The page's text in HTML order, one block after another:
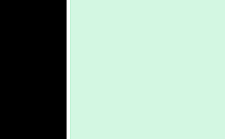
Secondo la filosofia orientale, l’uomo è concepito come
equilibrio tra gli opposti elementi, conquista uno stato di
lunare, assimilabile per analogia al buio, alla notte e al